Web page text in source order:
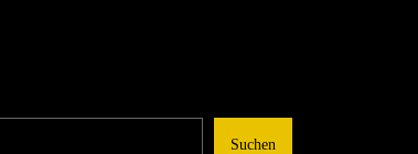
Suchen